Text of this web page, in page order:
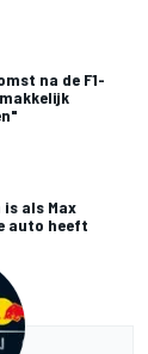
na de F1-
is als Max
auto heeft